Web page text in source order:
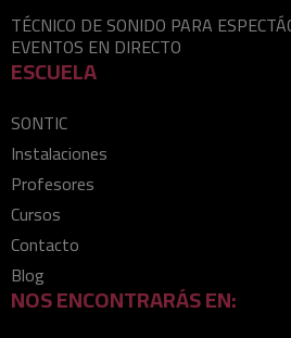
TÉCNICO DE SONIDO PARA
EVENTOS EN DIRECTO
ESCUELA
SONTIC
Instalaciones
Profesores
Cursos
Contacto
Blog
NOS ENCONTRARÁS EN: